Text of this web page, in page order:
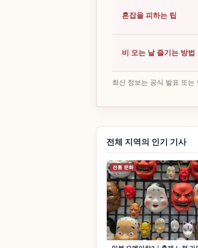
혼잡을 피하는 팁
비 오는 날 즐기는 방법
최신 정보는 공식 발표 또는
전체 지역의 인기 기사
전통 문화